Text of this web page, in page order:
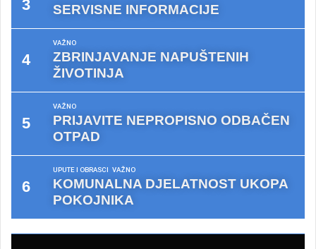
SERVISNE INFORMACIJE
VAŽNO
ZBRINJAVANJE NAPUŠTENIH
ŽIVOTINJA
VAŽNO
PRIJAVITE NEPROPISNO ODBAČEN
OTPAD
UPUTE I OBRASCI VAŽNO
KOMUNALNA DJELATNOST UKOPA
POKOJNIKA